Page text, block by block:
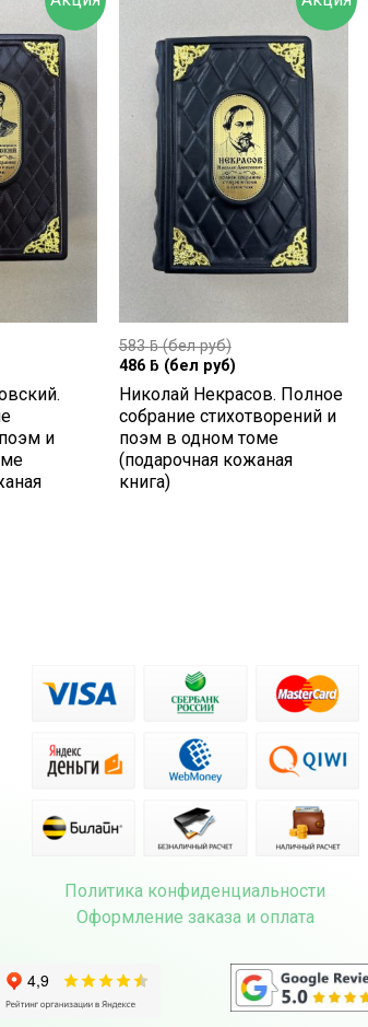
и
583ƃ(бел руб)
486 ƃ (бел руб)
Николай Некрасов. Полное
собрание стихотворений и
поэм в одном томе
(подарочная кожаная
книга)
Политика конфиденциальности
Оформление заказа и оплата